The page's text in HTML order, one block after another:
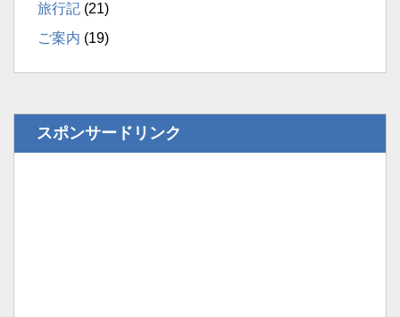
旅行記 (21)
ご案内 (19)
スポンサードリンク